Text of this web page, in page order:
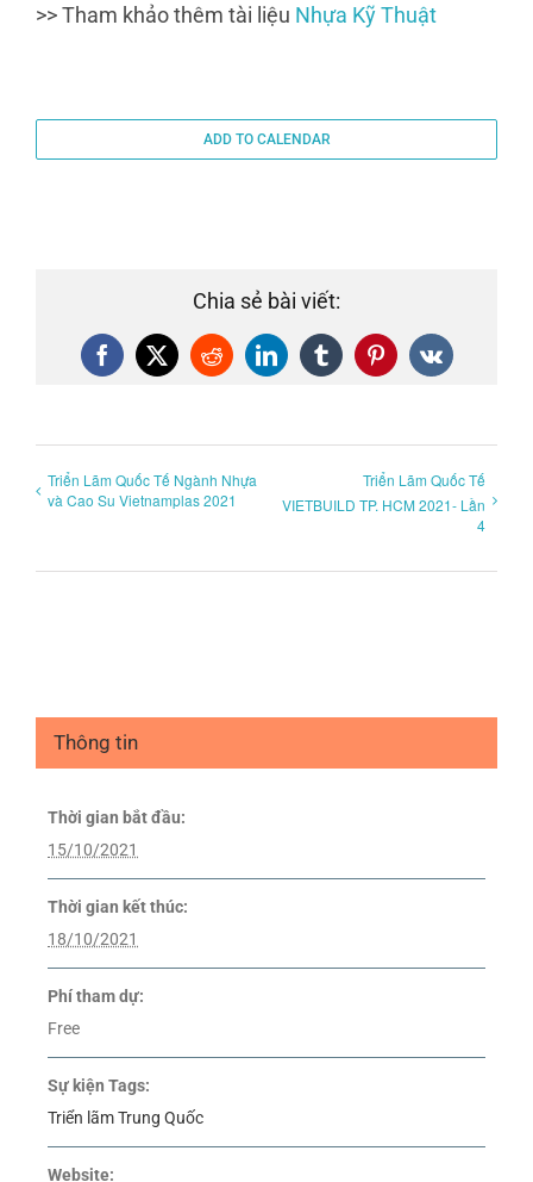
>> Tham khảo thêm tài liệu Nhựa Kỹ Thuật
ADD TO CALENDAR
Chia sẻ bài viết:
Facebook
X RedditLinkedInTumblrPinterest
Vk
Triển Lãm Quốc Tế Ngành Nhựa
và Cao Su Vietnamplas 2021
Triển Lãm Quốc Tế
VIETBUILD TP. HCM 2021- Lần
4
Thông tin
Thời gian bắt đầu:
15/10/2021
Thời gian kết thúc:
18/10/2021
Phí tham dự:
Free
Sự kiện Tags:
Triển lãm Trung Quốc
Website: